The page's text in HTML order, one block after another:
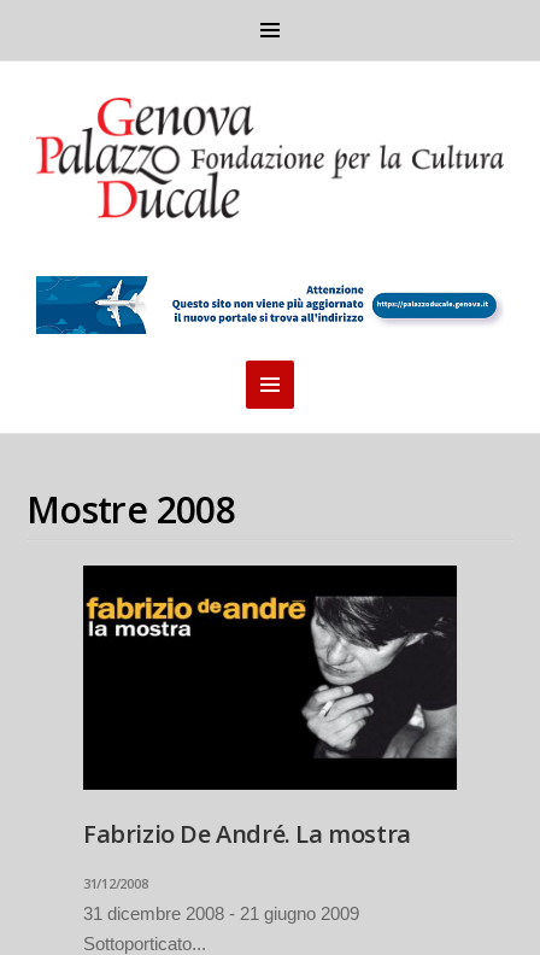
Mostre 2008
Fabrizio De André. La mostra
31/12/2008
31 dicembre 2008 - 21 giugno 2009
Sottoporticato...